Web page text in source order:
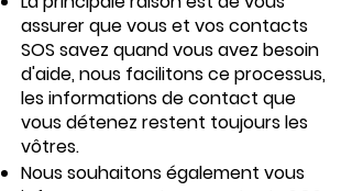
assurer que vous et vos contacts
SOS savez quand vous avez besoin
d'aide, nous facilitons ce processus,
les informations de contact que
vous détenez restent toujours les
vôtres.
Nous souhaitons également vous